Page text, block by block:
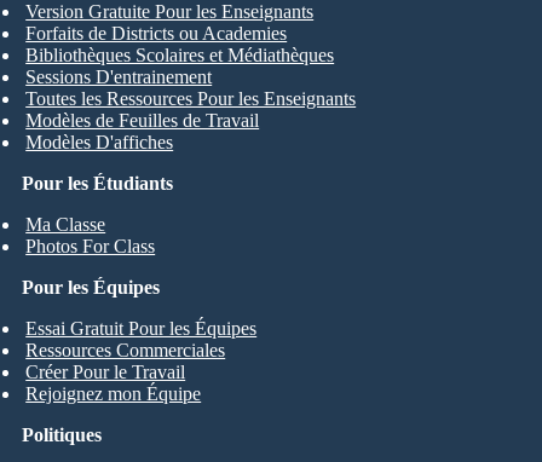
Pour les Étudiants
Ma Classe
Photos For Class
Version Gratuite Pour les Enseignants
Forfaits de Districts ou Academies
Bibliothèques Scolaires et Médiathèques
Sessions D'entrainement
Toutes les Ressources Pour les Enseignants
Modèles de Feuilles de Travail
Modèles D'affiches
Pour les Équipes
Essai Gratuit Pour les Équipes
Ressources Commerciales
Créer Pour le Travail
Rejoignez mon Équipe
Politiques